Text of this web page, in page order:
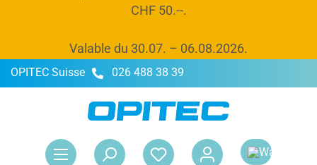
CHF 50.--.
Valable du 30.07. – 06.08.2026.
OPITEC Suisse 026 488 38 39